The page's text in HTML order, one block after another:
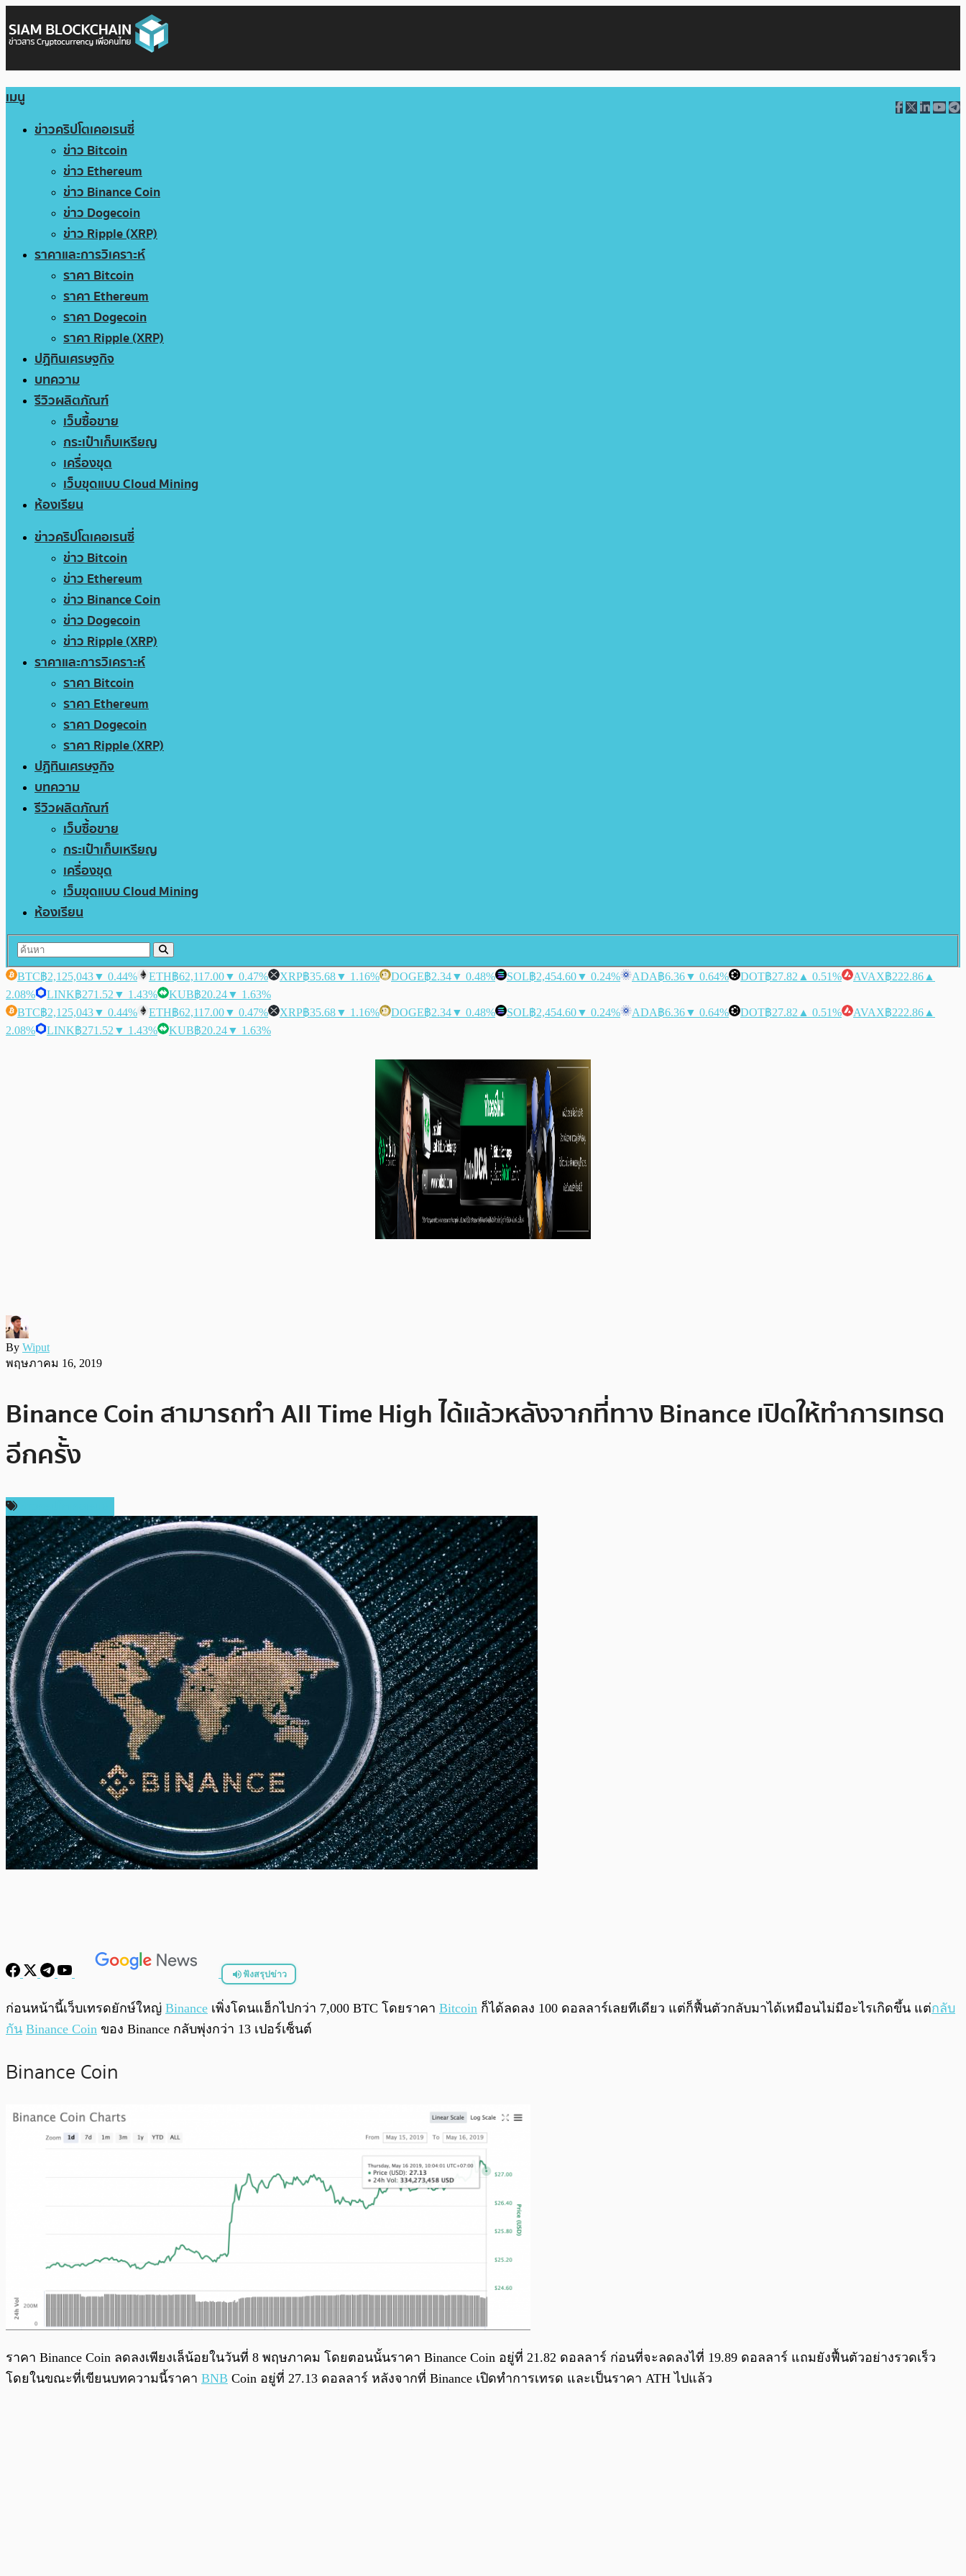
เมนู
ข่าวคริปโตเคอเรนซี่
ข่าว Bitcoin
ข่าว Ethereum
ข่าว Binance Coin
ข่าว Dogecoin
ข่าว Ripple (XRP)
ราคาและการวิเคราะห์
ราคา Bitcoin
ราคา Ethereum
ราคา Dogecoin
ราคา Ripple (XRP)
ปฏิทินเศรษฐกิจ
บทความ
รีวิวผลิตภัณฑ์
เว็บซื้อขาย
กระเป๋าเก็บเหรียญ
เครื่องขุด
เว็บขุดแบบ Cloud Mining
ห้องเรียน
ข่าวคริปโตเคอเรนซี่
ข่าว Bitcoin
ข่าว Ethereum
ข่าว Binance Coin
ข่าว Dogecoin
ข่าว Ripple (XRP)
ราคาและการวิเคราะห์
ราคา Bitcoin
ราคา Ethereum
ราคา Dogecoin
ราคา Ripple (XRP)
ปฏิทินเศรษฐกิจ
บทความ
รีวิวผลิตภัณฑ์
เว็บซื้อขาย
กระเป๋าเก็บเหรียญ
เครื่องขุด
เว็บขุดแบบ Cloud Mining
ห้องเรียน
BTC฿2,125,043▼ 0.44% ETH฿62,117.00▼ 0.47% XRP฿35.68▼ 1.16% DOGE฿2.34▼ 0.48% SOL฿2,454.60▼ 0.24% ADA฿6.36▼ 0.64% DOT฿27.82 ▲ 0.51% AVAX฿222.86 ▲
2.08%
LINK฿271.52 ▼ 1.43% KUB฿20.24▼ 1.63%
BTC฿2,125,043▼ 0.44% ETH฿62,117.00▼ 0.47% XRP฿35.68▼ 1.16% DOGE฿2.34▼ 0.48% SOL฿2,454.60▼ 0.24% ADA฿6.36▼ 0.64% DOT฿27.82 ▲ 0.51% AVAX฿222.86 ▲
2.08%
LINK฿271.52 ▼ 1.43% KUB฿20.24▼ 1.63%
By Wiput
พฤษภาคม 16, 2019
Binance Coin สามารถทำ All Time High ได้แล้วหลังจากที่ทาง Binance เปิดให้ทำการเทรด
อีกครั้ง
ฟังสรุปข่าว
พร้อมเล่น 0:00/ 0:00
ก่อนหน้านี้เว็บเทรดยักษ์ใหญ่ Binance เพิ่งโดนแฮ็กไปกว่า 7,000 BTC โดยราคา Bitcoin ก็ได้ลดลง 100 ดอลลาร์เลยทีเดียว แต่ก็ฟื้นตัวกลับมาได้เหมือนไม่มีอะไรเกิดขึ้น แต่กลับ
กัน Binance Coin ของ Binance กลับพุ่งกว่า 13 เปอร์เซ็นต์
Binance Coin
ราคา Binance Coin ลดลงเพียงเล็น้อยในวันที่ 8 พฤษภาคม โดยตอนนั้นราคา Binance Coin อยู่ที่ 21.82 ดอลลาร์ ก่อนที่จะลดลงไที่ 19.89 ดอลลาร์ แถมยังฟื้นตัวอย่างรวดเร็ว
โดยในขณะที่เขียนบทความนี้ราคา BNB Coin อยู่ที่ 27.13 ดอลลาร์ หลังจากที่ Binance เปิดทำการเทรด และเป็นราคา ATH ไปแล้ว